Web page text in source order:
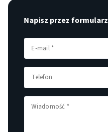
Napisz przez formularz